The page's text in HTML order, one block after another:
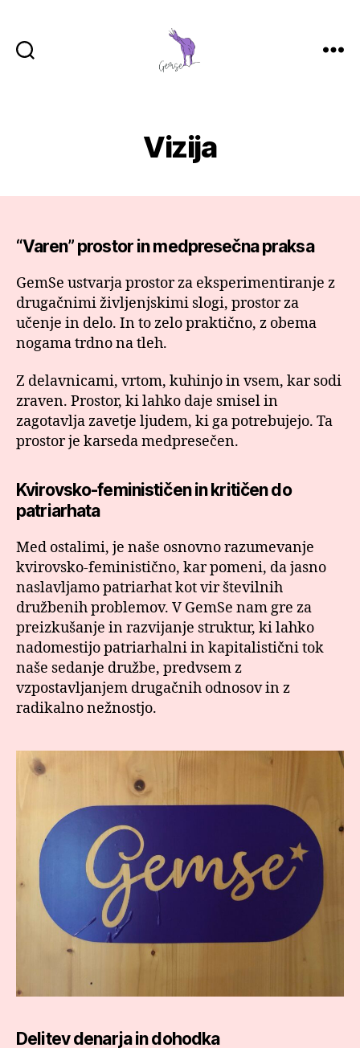
Sein
Vizija
“Varen” prostor in medpresečna praksa
GemSe ustvarja prostor za eksperimentiranje z
drugačnimi življenjskimi slogi, prostor za
učenje in delo. In to zelo praktično, z obema
nogama trdno na tleh.
Z delavnicami, vrtom, kuhinjo in vsem, kar sodi
zraven. Prostor, ki lahko daje smisel in
zagotavlja zavetje ljudem, ki ga potrebujejo. Ta
prostor je karseda medpresečen.
Kvirovsko-feminističen in kritičen do
patriarhata
Med ostalimi, je naše osnovno razumevanje
kvirovsko-feministično, kar pomeni, da jasno
naslavljamo patriarhat kot vir številnih
družbenih problemov. V GemSe nam gre za
preizkušanje in razvijanje struktur, ki lahko
nadomestijo patriarhalni in kapitalistični tok
naše sedanje družbe, predvsem z
vzpostavljanjem drugačnih odnosov in z
radikalno nežnostjo.
Delitev denarja in dohodka